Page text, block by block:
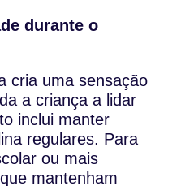
durante o
cria uma sensação
a criança a lidar
inclui manter
regulares. Para
ou mais
mantenham